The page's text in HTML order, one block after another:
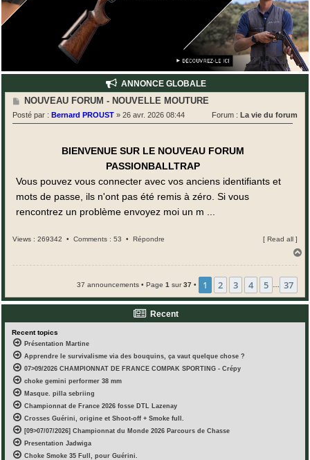
ANNONCE GLOBALE
M
s
NOUVEAU FORUM - NOUVELLE MOUTURE
Posté par : Bernard PROUST » 26 avr. 2026 08:44 Forum : La vie du forum
BIENVENUE SUR LE NOUVEAU FORUM
PASSIONBALLTRAP
Vous pouvez vous connecter avec vos anciens identifiants et
mots de passe, ils n'ont pas été remis à zéro. Si vous
rencontrez un problème envoyez moi un m ...
Views : 269342 • Comments : 53 • Répondre [ Read all ]
37 announcements • Page 1 sur37 • 1 2 3 4 5 37
Recent
Recent topics
Présentation Martine
Apprendre le survivalisme via des bouquins, ça vaut quelque chose ?
07>09/2026 CHAMPIONNAT DE FRANCE COMPAK SPORTING - Crépy
choke gemini performer 38 mm
Masque. pilla sebriing
Championnat de France 2026 fosse DTL Lazenay
Crosses Guérini, origine et Shoot-off + Smoke full.
[09>07/07/2026] Championnat du Monde 2026 Parcours de Chasse
Presentation Jadwiga
Choke Smoke 35 Full, pour Guérini.